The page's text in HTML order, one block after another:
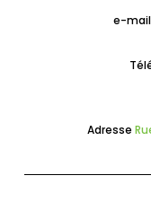
e-mail
Adresse